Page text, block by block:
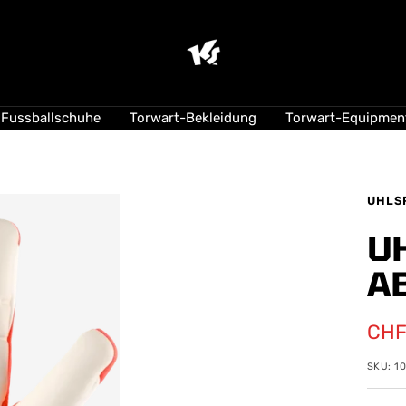
Suisse
Fussballschuhe Torwart-Bekleidung Torwart-
SKU: